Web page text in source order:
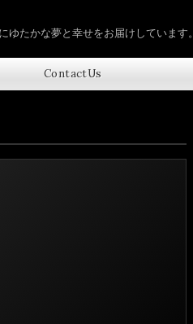
ゆたかな夢と幸せをお届けしています。
ContactUs